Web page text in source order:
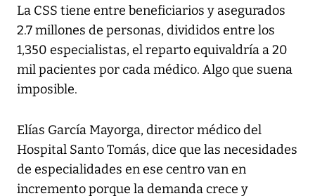
La CSS tiene entre beneficiarios y asegurados
2.7 millones de personas, divididos entre los
1,350 especialistas, el reparto equivaldría a 20
mil pacientes por cada médico. Algo que suena
imposible.
Elías García Mayorga, director médico del
Hospital Santo Tomás, dice que las necesidades
de especialidades en ese centro van en
incremento porque la demanda crece y